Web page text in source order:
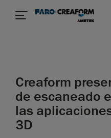
Creaform
de escaneado
las
3D